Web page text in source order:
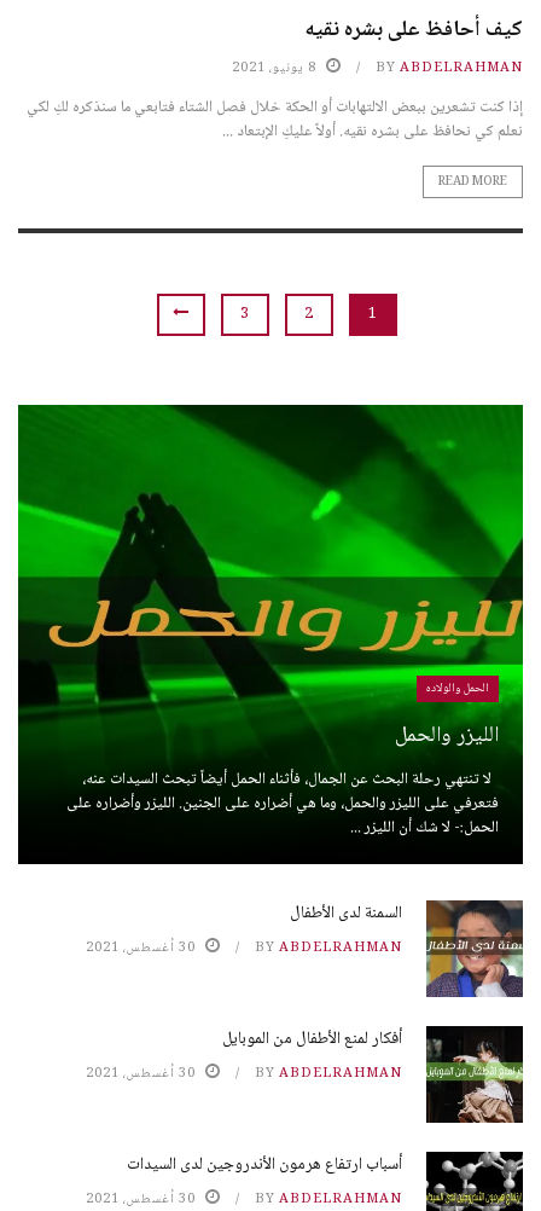
كيف أحافظ على بشره نقيه
BY ABDELRAHMAN 8 يونيو، 2021
إذا كنت تشعرين ببعض الالتهابات أو الحكة خلال فصل الشتاء فتابعي ما سنذكره لكِ لكي
نعلم كي نحافظ على بشره نقيه. أولاً عليكِ الإبتعاد ...
READ MORE
1
2
3
الحمل والولاده
الليزر والحمل
لا تنتهي رحلة البحث عن الجمال، فأثناء الحمل أيضاً تبحث السيدات عنه،
فتعرفي على الليزر والحمل، وما هي أضراره على الجنين. الليزر وأضراره على
الحمل:- لا شك أن الليزر ...
السمنة لدى الأطفال
BY ABDELRAHMAN 30 أغسطس، 2021
أفكار لمنع الأطفال من الموبايل
BY ABDELRAHMAN 30 أغسطس، 2021
أسباب ارتفاع هرمون الأندروجين لدى السيدات
BY ABDELRAHMAN 30 أغسطس، 2021